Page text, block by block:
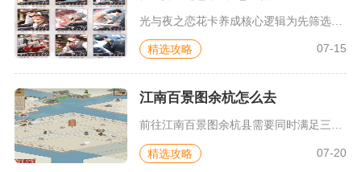
光与夜之恋花卡养成核心逻辑为先筛选高性价比卡牌，遵循等级突破...
精选攻略 07-15
江南百景图余杭怎么去
前往江南百景图余杭县需要同时满足三项硬性前置条件，分别是知府...
精选攻略 07-20